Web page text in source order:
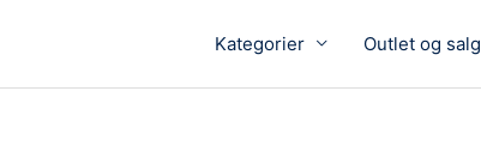
Kategorier Outlet og salg